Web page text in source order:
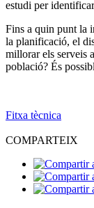
estudi per
Fins a quin punt la
la planificació, el
millorar els serveis
població? És
Fitxa tècnica
COMPARTEIX